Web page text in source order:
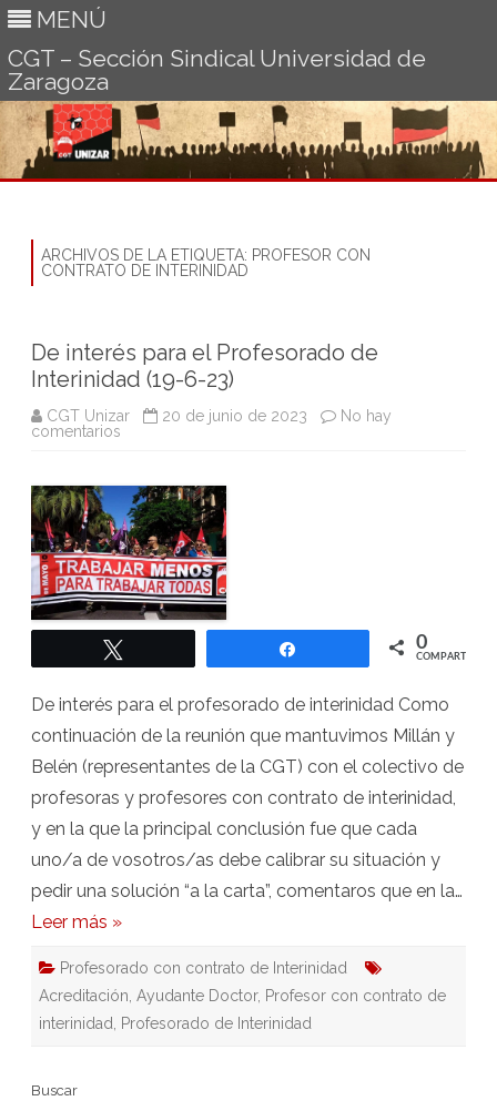
MENÚ
CGT – Sección Sindical Universidad de
Zaragoza
ARCHIVOS DE LA ETIQUETA: PROFESOR CON
CONTRATO DE INTERINIDAD
De interés para el Profesorado de
Interinidad (19-6-23)
CGT Unizar 20 de junio de 2023
No hay
comentarios
el
Profesorado
de
Interinidad
(19-
6-
23)
0
COMPARTIR
De interés para el profesorado de interinidad Como
continuación de la reunión que mantuvimos Millán y
Belén (representantes de la CGT) con el colectivo de
profesoras y profesores con contrato de interinidad,
y en la que la principal conclusión fue que cada
uno/a de vosotros/as debe calibrar su situación y
pedir una solución “a la carta”, comentaros que en la…
Leer más »
Profesorado con contrato de Interinidad
Acreditación, Ayudante Doctor, Profesor con contrato de
interinidad, Profesorado de Interinidad
Buscar